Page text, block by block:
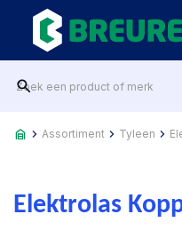
Assortiment Tyleen
Elektrolas